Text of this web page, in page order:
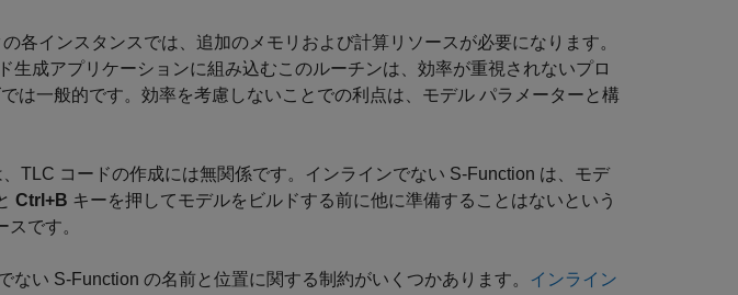
各インスタンスでは、追加のメモリおよび計算リソースが必要になります。
生成アプリケーションに組み込むこのルーチンは、効率が重視されないプロ
は一般的です。効率を考慮しないことでの利点は、モデル パラメーターと構
TLC コードの作成には無関係です。インラインでない S-Function は、モデ
Ctrl+B キーを押してモデルをビルドする前に他に準備することはないという
です。
ない S-Function の名前と位置に関する制約がいくつかあります。 インライン